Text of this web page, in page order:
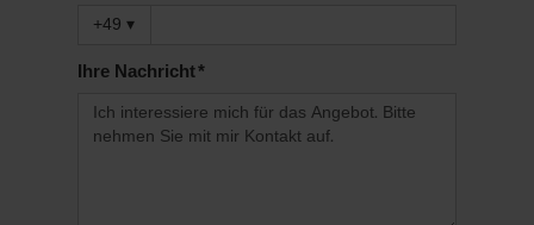
+49 ▾
Ihre Nachricht *